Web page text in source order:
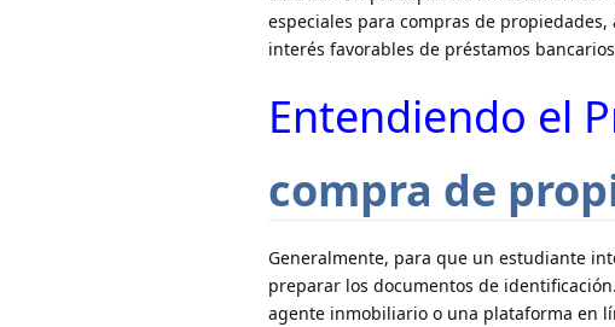
especiales para compras de
interés favorables de préstamos
Entendiendo el
compra de
Generalmente, para que un estudiante
preparar los documentos de
agente inmobiliario o una plataforma en